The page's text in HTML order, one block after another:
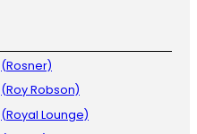
(Rosner)
(Roy Robson)
(Royal Lounge)